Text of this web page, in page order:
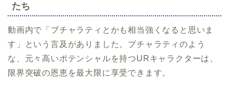
たち
動画内で「ブチャラティとかも相当強くなると思いま
す」という言及がありました。ブチャラティのよう
な、元々高いポテンシャルを持つURキャラクターは、
限界突破の恩恵を最大限に享受できます。